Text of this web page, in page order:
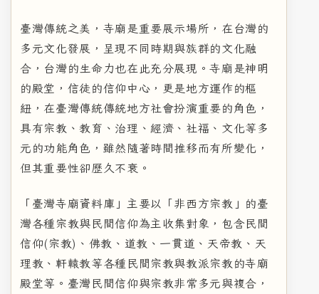
臺灣傳統之美，寺廟是重要展示場所，在台灣的
多元文化發展，呈現不同時期與族群的文化融
合，台灣的生命力也在此充分展現。寺廟是神明
的殿堂，信徒的信仰中心，更是地方運作的樞
紐，在臺灣傳統傳統地方社會扮演重要的角色，
具有宗教、教育、治理、經濟、社福、文化等多
元的功能角色，雖然隨著時間推移而有所變化，
但其重要性卻歷久不衰。
「臺灣寺廟資料庫」主要以「非西方宗教」的臺
灣各種宗教與民間信仰為主收集對象，包含民間
信仰(宗教)、佛教、道教、一貫道、天帝教、天
理教、軒轅教等各種民間宗教與教派宗教的寺廟
殿堂等。臺灣民間信仰與宗教非常多元與複合，